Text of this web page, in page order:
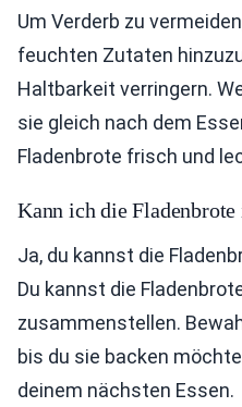
Um Verderb zu
feuchten Zutaten
Haltbarkeit verringern.
sie gleich nach dem
Fladenbrote frisch und
Kann ich die Fladenbrote
Ja, du kannst die
Du kannst die
zusammenstellen.
bis du sie backen
deinem nächsten Essen.